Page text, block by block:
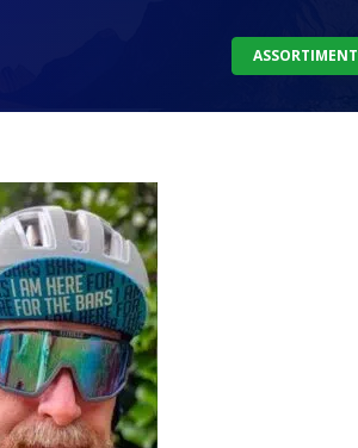
ASSORTIMENT